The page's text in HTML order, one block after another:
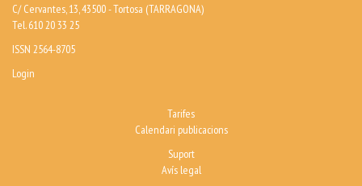
C/ Cervantes, 13, 43500 - Tortosa (TARRAGONA)
Tel. 610 20 33 25
ISSN 2564-8705
Login
Tarifes
Calendari publicacions
Suport
Avís legal